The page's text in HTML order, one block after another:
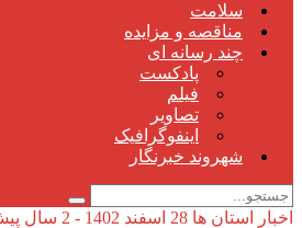
سلامت
مناقصه و مزایده
چند رسانه ای
پادکست
فیلم
تصاویر
اینفوگرافیک
شهروند خبرنگار
اخبار استان ها 28 اسفند 1402 - 2 سال پیش